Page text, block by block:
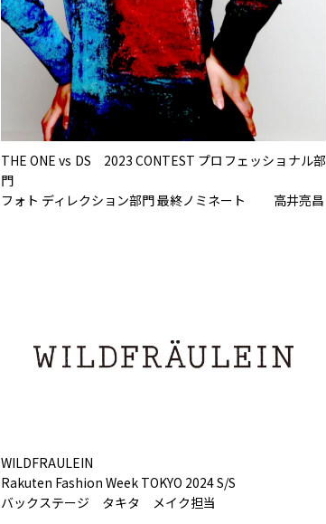
THE ONE vs DS 2023 CONTEST プロフェッショナル部
門
フォト ディレクション部門 最終ノミネート 高井亮昌
WILDFRAULEIN
Rakuten Fashion Week TOKYO 2024 S/S
バックステージ タキタ メイク担当